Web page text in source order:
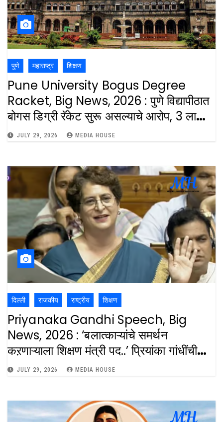
पुणे महाराष्ट्र शिक्षण
Pune University Bogus Degree
Racket, Big News, 2026 : पुणे विद्यापीठात
बोगस डिग्री रॅकेट सुरू असल्याचे आरोप, 3 लाखात
पदवी मिळण्याचा दावा : Pune University
Exactly Happened
JULY 29, 2026 MEDIA HOUSE
दिल्ली राजकीय राष्ट्रीय शिक्षण
Priyanaka Gandhi Speech, Big
News, 2026 : ‘बलात्काऱ्यांचे समर्थन
कऱणाऱ्याला शिक्षण मंत्री पद..’ प्रियांका गांधींची
जहरी टिका :
JULY 29, 2026 MEDIA HOUSE